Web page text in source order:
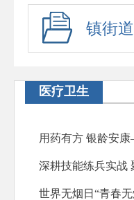
政府工作报告
治安管理
规划纲要
基层政务公开
回应关切
镇街
医疗卫生